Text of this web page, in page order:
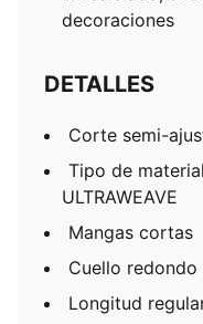
decoraciones
DETALLES
Corte semi-
Tipo de
ULTRAWEAVE
Mangas cortas
Cuello redondo
Longitud